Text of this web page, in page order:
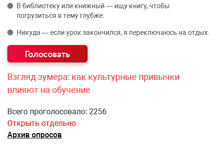
В библиотеку или книжный — ищу книгу, чтобы
погрузиться в тему глубже.
Никуда — если урок закончился, я переключаюсь на отдых.
Взгляд зумера: как культурные привычки
влияют на обучение
Всего проголосовало: 2256
Открыть отдельно
Архив опросов